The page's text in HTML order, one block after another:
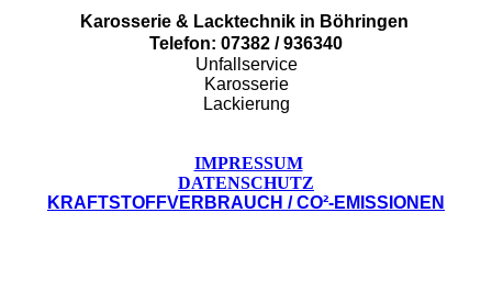
Karosserie & Lacktechnik in Böhringen
Telefon: 07382 / 936340
Unfallservice
Karosserie
Lackierung
IMPRESSUM
DATENSCHUTZ
KRAFTSTOFFVERBRAUCH / CO²-EMISSIONEN